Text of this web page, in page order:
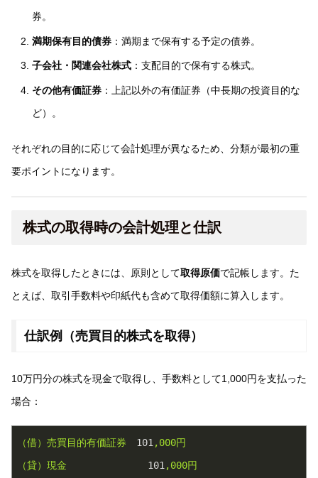
券。
満期保有目的債券：満期まで保有する予定の債券。
子会社・関連会社株式：支配目的で保有する株式。
その他有価証券：上記以外の有価証券（中長期の投資目的な
ど）。
それぞれの目的に応じて会計処理が異なるため、分類が最初の重
要ポイントになります。
株式の取得時の会計処理と仕訳
株式を取得したときには、原則として取得原価で記帳します。た
とえば、取引手数料や印紙代も含めて取得価額に算入します。
仕訳例（売買目的株式を取得）
10万円分の株式を現金で取得し、手数料として1,000円を支払った
場合：
（借）売買目的有価証券 101,000円
（貸）現金
101,000円